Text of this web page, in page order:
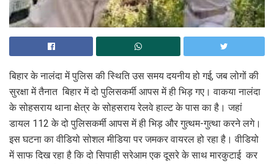
बिहार के नालंदा में पुलिस की स्थिति उस समय दयनीय हो गई, जब लोगों की
सुरक्षा में तैनात बिहार में दो पुलिसकर्मी आपस में ही भिड़ गए। वाकया नालंदा
के सोहसराय थाना क्षेत्र के सोहसराय रेलवे हाल्ट के पास का है। जहां
डायल 112 के दो पुलिसकर्मी आपस में ही भिड़ और गुत्थम-गुत्था करने लगे।
इस घटना का वीडियो सोशल मीडिया पर जमकर वायरल हो रहा है। वीडियो
में साफ दिख रहा है कि दो सिपाही सरेआम एक दूसरे के साथ मारकुटाई कर